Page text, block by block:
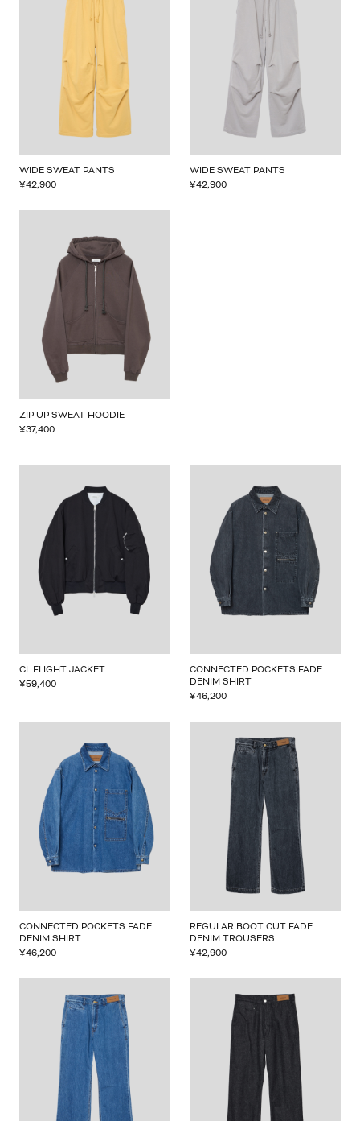
WIDE SWEAT PANTS
¥42,900
WIDE SWEAT PANTS
¥42,900
ZIP UP SWEAT HOODIE
¥37,400
CL FLIGHT JACKET
¥59,400
CONNECTED POCKETS FADE
DENIM SHIRT
¥46,200
CONNECTED POCKETS FADE
DENIM SHIRT
¥46,200
REGULAR BOOT CUT FADE
DENIM TROUSERS
¥42,900